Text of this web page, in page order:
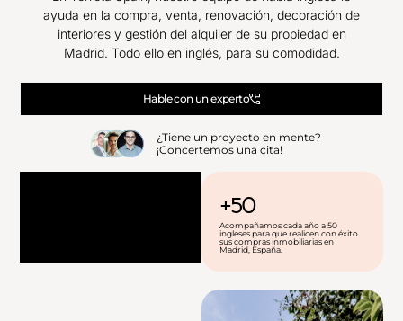
ayuda en la compra, venta, renovación, decoración de
interiores y gestión del alquiler de su propiedad en
Madrid. Todo ello en inglés, para su comodidad.
Hable con un experto
¿Tiene un proyecto en mente?
¡Concertemos una cita!
+50
Acompañamos cada año a 50
ingleses para que realicen con éxito
sus compras inmobiliarias en
Madrid, España.